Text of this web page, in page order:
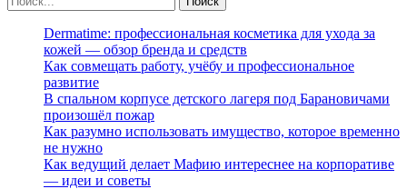
Dermatime: профессиональная косметика для ухода за
кожей — обзор бренда и средств
Как совмещать работу, учёбу и профессиональное
развитие
В спальном корпусе детского лагеря под Барановичами
произошёл пожар
Как разумно использовать имущество, которое временно
не нужно
Как ведущий делает Мафию интереснее на корпоративе
— идеи и советы